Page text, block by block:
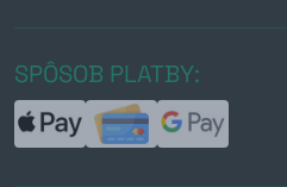
SPÔSOB PLATBY: